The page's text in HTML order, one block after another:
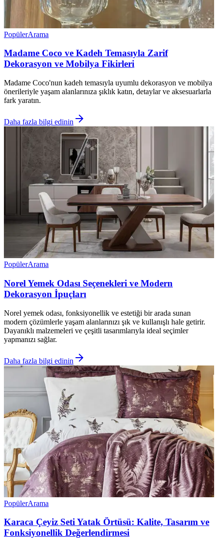
PopülerArama
Madame Coco ve Kadeh Temasıyla Zarif
Dekorasyon ve Mobilya Fikirleri
Madame Coco'nun kadeh temasıyla uyumlu dekorasyon ve mobilya
önerileriyle yaşam alanlarınıza şıklık katın, detaylar ve aksesuarlarla
fark yaratın.
Daha fazla bilgi edinin
PopülerArama
Norel Yemek Odası Seçenekleri ve Modern
Dekorasyon İpuçları
Norel yemek odası, fonksiyonellik ve estetiği bir arada sunan
modern çözümlerle yaşam alanlarınızı şık ve kullanışlı hale getirir.
Dayanıklı malzemeleri ve çeşitli tasarımlarıyla ideal seçimler
yapmanızı sağlar.
Daha fazla bilgi edinin
PopülerArama
Karaca Çeyiz Seti Yatak Örtüsü: Kalite, Tasarım ve
Fonksiyonellik Değerlendirmesi